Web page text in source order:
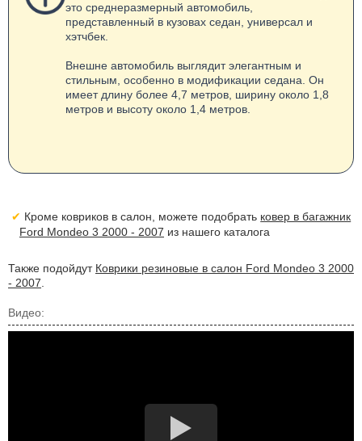
это среднеразмерный автомобиль,
представленный в кузовах седан, универсал и
хэтчбек.
Внешне автомобиль выглядит элегантным и
стильным, особенно в модификации седана. Он
имеет длину более 4,7 метров, ширину около 1,8
метров и высоту около 1,4 метров.
Кроме ковриков в салон, можете подобрать ковер в багажник
Ford Mondeo 3 2000 - 2007 из нашего каталога
Также подойдут Коврики резиновые в салон Ford Mondeo 3 2000
- 2007
Видео: